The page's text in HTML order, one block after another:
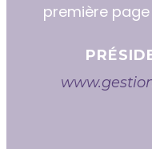
première page